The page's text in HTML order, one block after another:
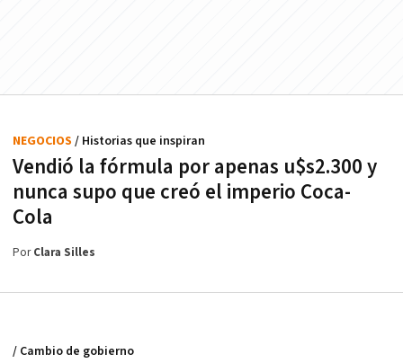
Vendió la fórmula por apenas u$s2.300 y
nunca supo que creó el imperio Coca-
Cola
NEGOCIOS / Historias que inspiran
PorClara Silles
/ Cambio de gobierno